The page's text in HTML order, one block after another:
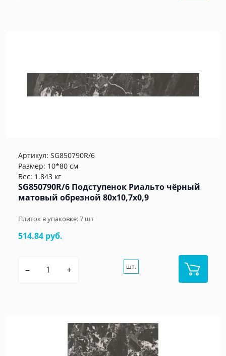
Артикул: SG850790R/6
Размер: 10*80 см
Вес: 1.843 кг
SG850790R/6 Подступенок Риальто чёрный
матовый обрезной 80x10,7x0,9
Плиток в упаковке:7 шт
514.84 руб.
– + шт.